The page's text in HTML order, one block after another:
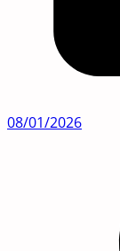
08/01/2026